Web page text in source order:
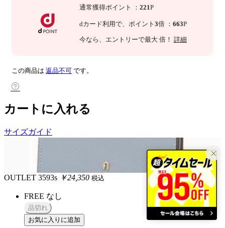
通常獲得ポイント ： 221P
dカード利用で、 ポイント 3倍 ： 663P
今なら 、エントリーで最大 倍！ 詳細
この商品は 返品不可 です。
カートに入れる
サイズガイド
OUTLET 3593s ￥24,350 税込
FREE なし
品切れ
お気に入りに追加